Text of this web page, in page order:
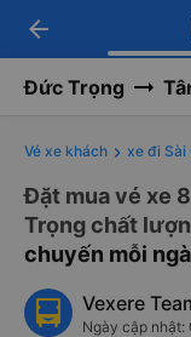
-
arrow_back
Đức Trọng
Vé xe khách xe đi Sài
Đặt mua vé xe
Trọng chất
chuyến mỗi
Vexere
Ngày cập